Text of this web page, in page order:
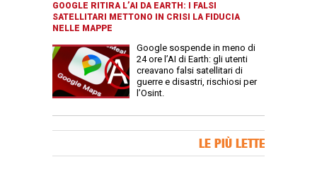
GOOGLE RITIRA L’AI DA EARTH: I FALSI
SATELLITARI METTONO IN CRISI LA FIDUCIA
NELLE MAPPE
Google sospende in meno di
24 ore l’AI di Earth: gli utenti
creavano falsi satellitari di
guerre e disastri, rischiosi per
l’Osint.
LE PIÙ LETTE